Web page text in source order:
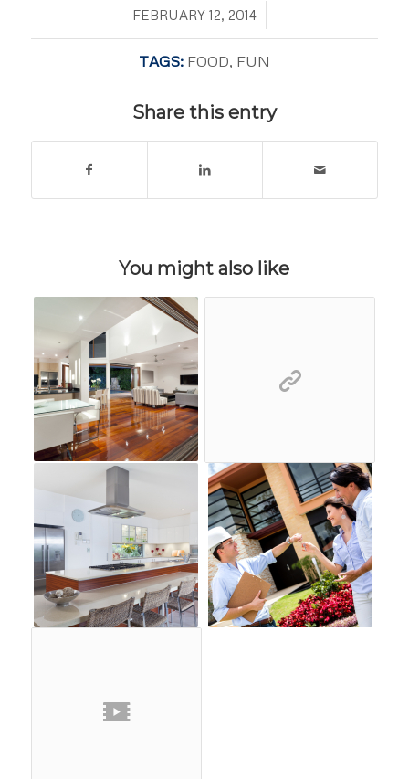
FEBRUARY 12, 2014
/
TAGS: FOOD, FUN
Share this entry
You might also like